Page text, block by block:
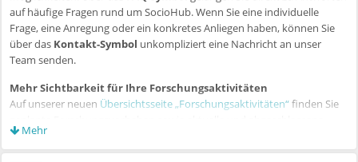
auf häufige Fragen rund um SocioHub. Wenn Sie eine individuelle
Frage, eine Anregung oder ein konkretes Anliegen haben, können Sie
über das Kontakt-Symbol unkompliziert eine Nachricht an unser
Team senden.
Mehr Sichtbarkeit für Ihre Forschungsaktivitäten
Auf unserer neuen Übersichtsseite „Forschungsaktivitäten“finden Sie
Forschungsprojekte aus der Community gebündelt an einem Ort. Sie
erreichen die Seite über den neuen Banner „Forschungsaktivitäten“ in
Mehr